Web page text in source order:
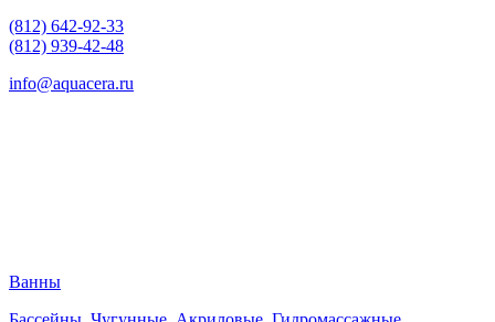
(812) 642-92-33
(812) 939-42-48
info@aquacera.ru
Ванны